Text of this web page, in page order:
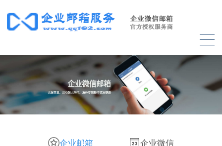
企业邮箱 企业微信